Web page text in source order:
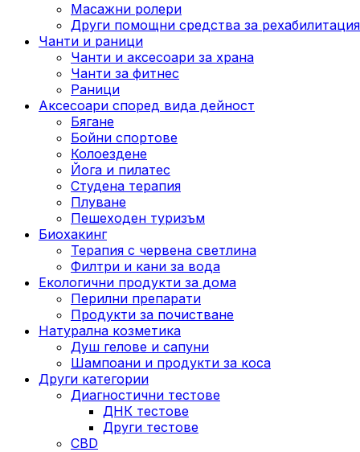
Масажни ролери
Други помощни средства за рехабилитация
Чанти и раници
Чанти и аксесоари за храна
Чанти за фитнес
Раници
Аксесоари според вида дейност
Бягане
Бойни спортове
Колоездене
Йога и пилатес
Студена терапия
Плуване
Пешеходен туризъм
Биохакинг
Терапия с червена светлина
Филтри и кани за вода
Екологични продукти за дома
Перилни препарати
Продукти за почистване
Натурална козметика
Душ гелове и сапуни
Шампоани и продукти за коса
Други категории
Диагностични тестове
ДНК тестове
Други тестове
CBD